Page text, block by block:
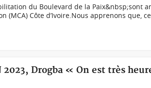
du Boulevard de la Paix&nbsp;sont
(MCA) Côte d’Ivoire.Nous apprenons que,
Drogba « On est très